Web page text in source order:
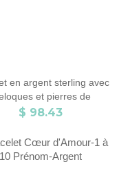
en argent sterling avec
et pierres de
gravées, prénoms
$ 98.43